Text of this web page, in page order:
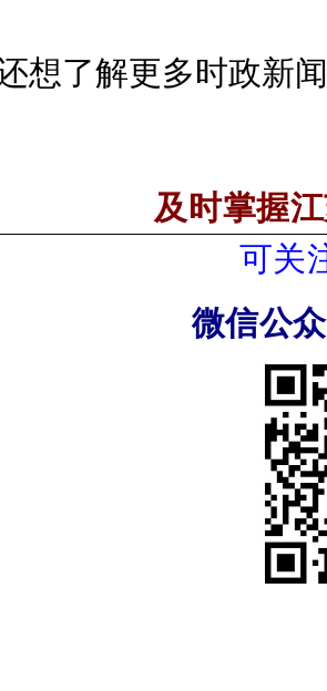
想了解更多时政新
及时掌握
可关
微信公